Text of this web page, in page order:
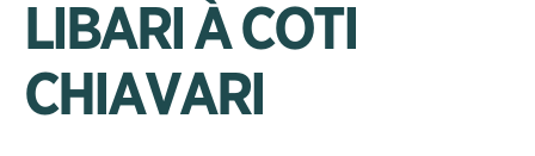
LIBARI À COTI
CHIAVARI